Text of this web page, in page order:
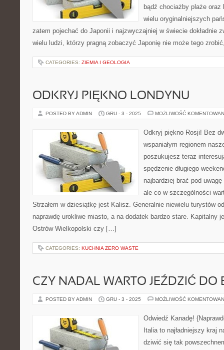
bądź chociażby plaże
wielu oryginalniejszych
zatem pojechać do Japonii i najzwyczajniej w świecie dokładnie
wielu ludzi, którzy pragną zobaczyć Japonię nie może tego
CATEGORIES: ZIEMIA I GEOLOGIA
ODKRYJ PIĘKNO LONDYNU
POSTED BY ADMIN GRU - 3 - 2025 MOŻLIWOŚĆ
Odkryj piękno Rosji! Bez
wspaniałym regionem
poszukujesz teraz
spędzenie długiego
najbardziej brać pod
ale co w szczególności
Strzałem w dziesiątkę jest Kalisz. Generalnie niewielu turystów
naprawdę urokliwe miasto, a na dodatek bardzo stare. Kapitalny
Ostrów Wielkopolski czy […]
CATEGORIES: KUCHNIA ZERO WASTE
CZY NADAL WARTO JEŹDZIĆ DO
POSTED BY ADMIN GRU - 3 - 2025 MOŻLIWOŚĆ
Odwiedź Kanadę!
Italia to najładniejszy kraj
dziwić się tak